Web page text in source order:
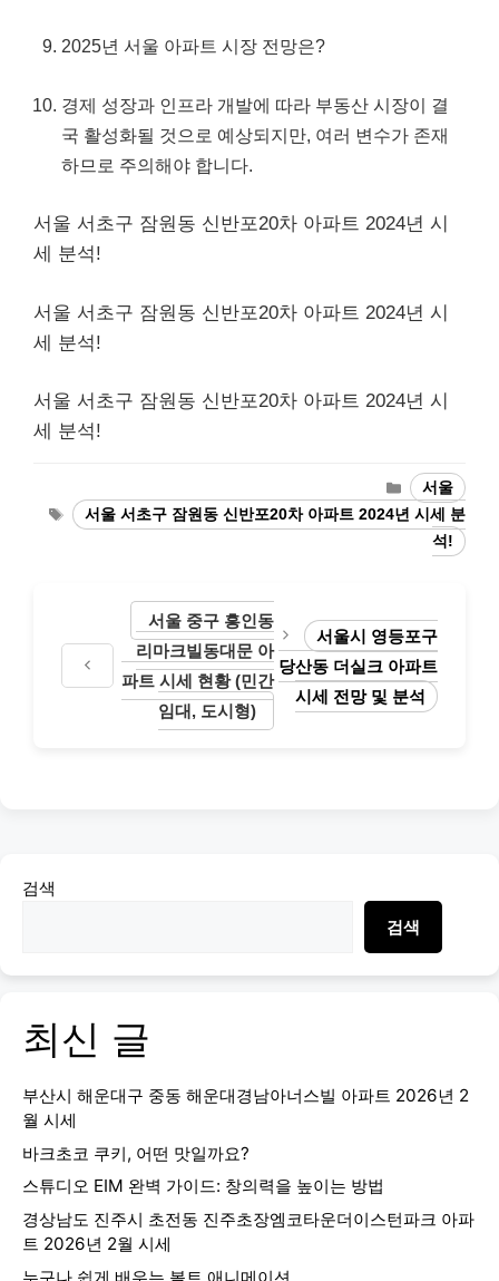
2025년 서울 아파트 시장 전망은?
경제 성장과 인프라 개발에 따라 부동산 시장이 결
국 활성화될 것으로 예상되지만, 여러 변수가 존재
하므로 주의해야 합니다.
서울 서초구 잠원동 신반포20차 아파트 2024년 시
세 분석!
서울 서초구 잠원동 신반포20차 아파트 2024년 시
세 분석!
서울 서초구 잠원동 신반포20차 아파트 2024년 시
세 분석!
Categories
서울
Tags
서울 서초구 잠원동 신반포20차 아파트 2024년 시세 분
석!
서울 중구 흥인동
리마크빌동대문 아
파트 시세 현황 (민간
임대, 도시형)
서울시 영등포구
당산동 더실크 아파트
시세 전망 및 분석
검색
검색
최신 글
부산시 해운대구 중동 해운대경남아너스빌 아파트 2026년 2
월 시세
바크초코 쿠키, 어떤 맛일까요?
스튜디오 EIM 완벽 가이드: 창의력을 높이는 방법
경상남도 진주시 초전동 진주초장엠코타운더이스턴파크 아파
트 2026년 2월 시세
누구나 쉽게 배우는 볼트 애니메이션